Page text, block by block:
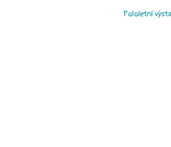
Pololetní